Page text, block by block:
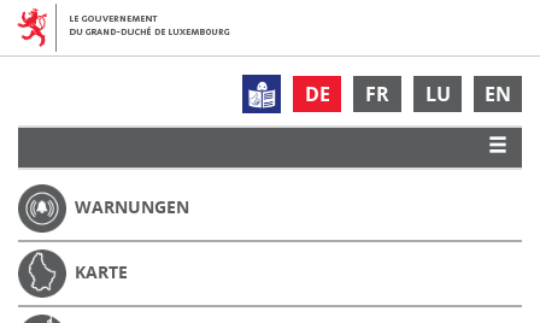
DE FR LU EN
WARNUNGEN
KARTE